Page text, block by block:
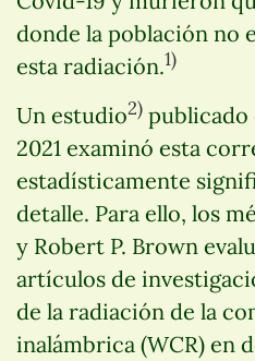
donde la población no
esta radiación.1)
Un estudio2) publicado
2021 examinó esta
estadísticamente
detalle. Para ello, los
y Robert P. Brown
artículos de
de la radiación de la
inalámbrica (WCR) en